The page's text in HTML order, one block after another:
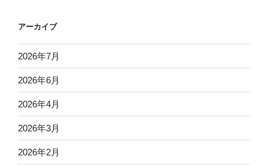
アーカイブ
2026年7月
2026年6月
2026年4月
2026年3月
2026年2月